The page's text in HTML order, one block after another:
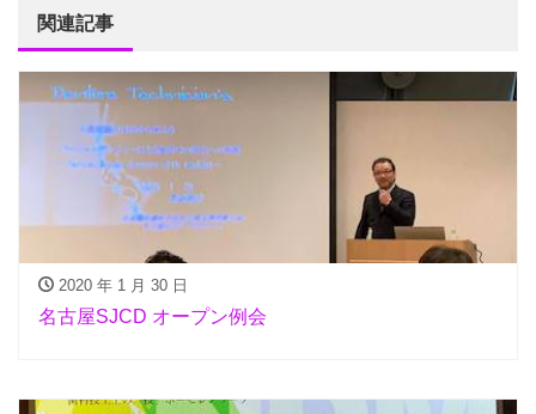
関連記事
2020 年 1 月 30 日
名古屋SJCD オープン例会